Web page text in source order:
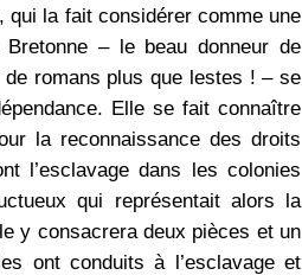
qui la fait considérer comme une
– le beau donneur de
romans plus que lestes ! – se
Elle se fait connaître
la reconnaissance des droits
l’esclavage dans les colonies
qui représentait alors la
y consacrera deux pièces et un
ont conduits à l’esclavage et